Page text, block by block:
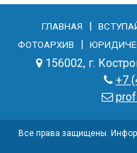
ГЛАВНАЯ
ФОТОАРХИВ
156002, г.
+7
Все права защищены.